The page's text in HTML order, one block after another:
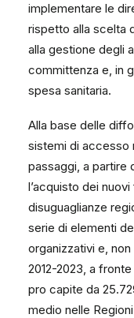
implementare le
rispetto alla scelta
alla gestione degli
committenza e, in
spesa sanitaria.
Alla base delle
sistemi di accesso
passaggi, a partire
l’acquisto dei
disuguaglianze
serie di elementi
organizzativi e,
2012-2023, a
pro capite da
medio nelle